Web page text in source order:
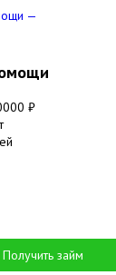
₽
Получить займ